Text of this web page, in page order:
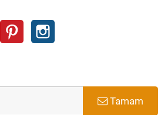
Pinterest
Tamam